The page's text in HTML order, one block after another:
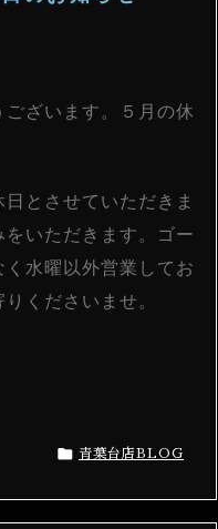
ざいます。５月の休
とさせていただきま
いただきます。ゴー
水曜以外営業してお
くださいませ。
 青葉台店BLOG